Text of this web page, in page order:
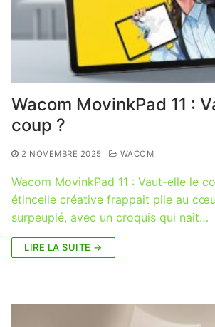
Wacom MovinkPad 11 :
coup ?
2 NOVEMBRE 2025 WACOM
Wacom MovinkPad 11 : Vaut-elle le
étincelle créative frappait pile au
surpeuplé, avec un croquis qui naît…
LIRE LA SUITE →